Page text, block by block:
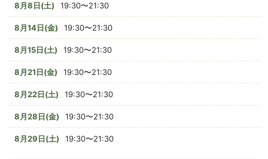
8月8日(土) 19:30〜21:30
8月14日(金) 19:30〜21:30
8月15日(土) 19:30〜21:30
8月21日(金) 19:30〜21:30
8月22日(土) 19:30〜21:30
8月28日(金) 19:30〜21:30
8月29日(土) 19:30〜21:30